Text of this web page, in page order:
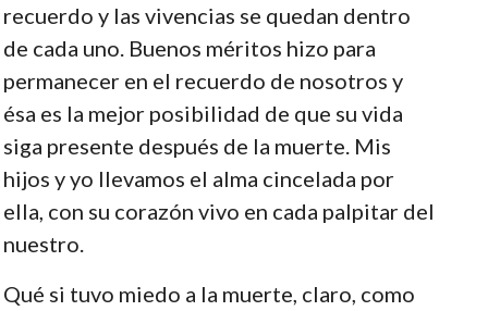
recuerdo y las vivencias se quedan dentro
de cada uno. Buenos méritos hizo para
permanecer en el recuerdo de nosotros y
ésa es la mejor posibilidad de que su vida
siga presente después de la muerte. Mis
hijos y yo llevamos el alma cincelada por
ella, con su corazón vivo en cada palpitar del
nuestro.
Qué si tuvo miedo a la muerte, claro, como